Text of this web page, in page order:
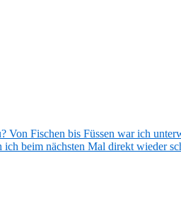
Von Fischen bis Füssen war ich
ich beim nächsten Mal direkt wieder